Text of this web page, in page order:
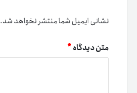
نشانی ایمیل شما منتشر نخواهد شد.
متن دیدگاه*